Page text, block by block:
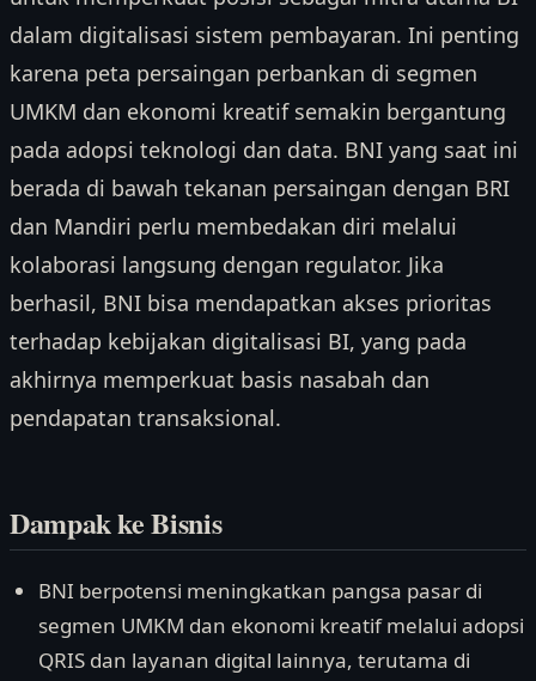
dalam digitalisasi sistem pembayaran. Ini penting
karena peta persaingan perbankan di segmen
UMKM dan ekonomi kreatif semakin bergantung
pada adopsi teknologi dan data. BNI yang saat ini
berada di bawah tekanan persaingan dengan BRI
dan Mandiri perlu membedakan diri melalui
kolaborasi langsung dengan regulator. Jika
berhasil, BNI bisa mendapatkan akses prioritas
terhadap kebijakan digitalisasi BI, yang pada
akhirnya memperkuat basis nasabah dan
pendapatan transaksional.
Dampak ke Bisnis
BNI berpotensi meningkatkan pangsa pasar di
segmen UMKM dan ekonomi kreatif melalui adopsi
QRIS dan layanan digital lainnya, terutama di